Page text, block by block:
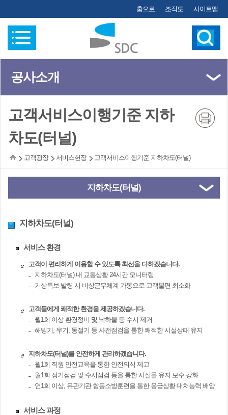
홈으로 조직도 사이트맵
공사소개
(왼쪽메뉴)
고객서비스이행기준 지하
차도(터널)
고객광장 서비스헌장 고객서비스이행기준 지하차도(터널)
지하차도(터널)
지하차도(터널)
서비스 환경
고객이 편리하게 이용할 수 있도록 최선을 다하겠습니다.
지하차도(터널) 내 교통상황 24시간 모니터링
기상특보 발령 시 비상근무체계 가동으로 고객불편 최소화
고객들에게 쾌적한 환경을 제공하겠습니다.
월1회 이상 환경정비 및 낙하물 등 수시 제거
해빙기, 우기, 동절기 등 사전점검을 통한 쾌적한 시설상태 유지
지하차도(터널)를 안전하게 관리하겠습니다.
월1회 직원 안전교육을 통한 안전의식 제고
월1회 정기점검 및 수시점검 등을 통한 시설물 유지 보수 강화
연1회 이상, 유관기관 합동소방훈련을 통한 응급상황 대처능력 배양
서비스 과정